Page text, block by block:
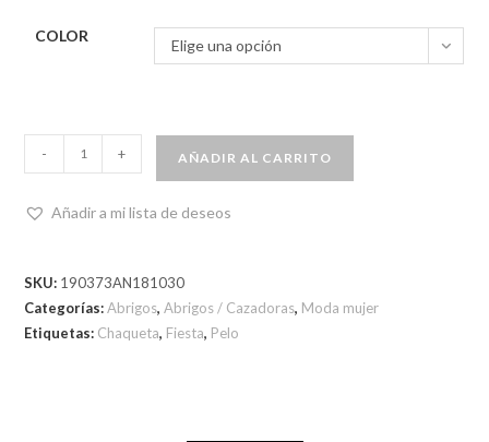
COLOR
Elige una opción
- + AÑADIR AL CARRITO
Añadir a mi lista de deseos
SKU: 190373AN181030
Categorías:Abrigos,Abrigos / Cazadoras, Moda mujer
Etiquetas: Chaqueta, Fiesta, Pelo